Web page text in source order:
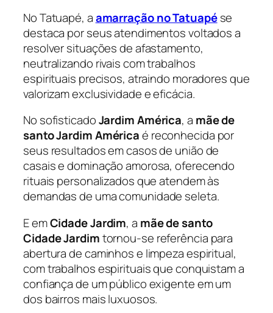
No Tatuapé, aamarração no Tatuapé se
destaca por seus atendimentos voltados a
resolver situações de afastamento,
neutralizando rivais com trabalhos
espirituais precisos, atraindo moradores que
valorizam exclusividade e eficácia.
No sofisticadoJardim América, a mãe de
santo Jardim Américaé reconhecida por
seus resultados em casos de união de
casais e dominação amorosa, oferecendo
rituais personalizados que atendem às
demandas de uma comunidade seleta.
E emCidade Jardim, a mãe de santo
Cidade Jardimtornou-se referência para
abertura de caminhos e limpeza espiritual,
com trabalhos espirituais que conquistam a
confiança de um público exigente em um
dos bairros mais luxuosos.